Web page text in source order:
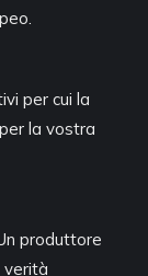
per cui la
la vostra
produttore
verità